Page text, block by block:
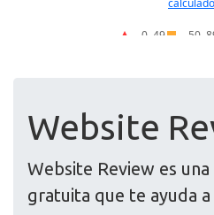
Website
Website Review es
gratuita que te ayuda